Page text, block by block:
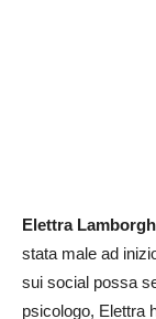
Elettra
stata male ad
sui social possa
psicologo, Elettra